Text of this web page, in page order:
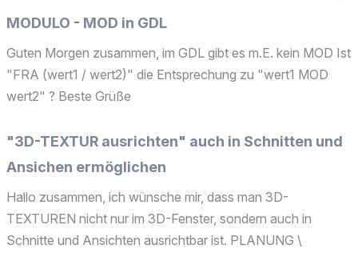
MODULO - MOD in GDL
Guten Morgen zusammen, im GDL gibt es m.E. kein MOD Ist
"FRA (wert1 / wert2)" die Entsprechung zu "wert1 MOD
wert2" ? Beste Grüße
"3D-TEXTUR ausrichten" auch in Schnitten und
Ansichen ermöglichen
Hallo zusammen, ich wünsche mir, dass man 3D-
TEXTUREN nicht nur im 3D-Fenster, sondern auch in
Schnitte und Ansichten ausrichtbar ist. PLANUNG \